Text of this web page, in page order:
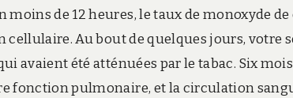
moins de 12 heures, le taux de monoxyde
cellulaire. Au bout de quelques jours, votre
avaient été atténuées par le tabac. Six
fonction pulmonaire, et la circulation